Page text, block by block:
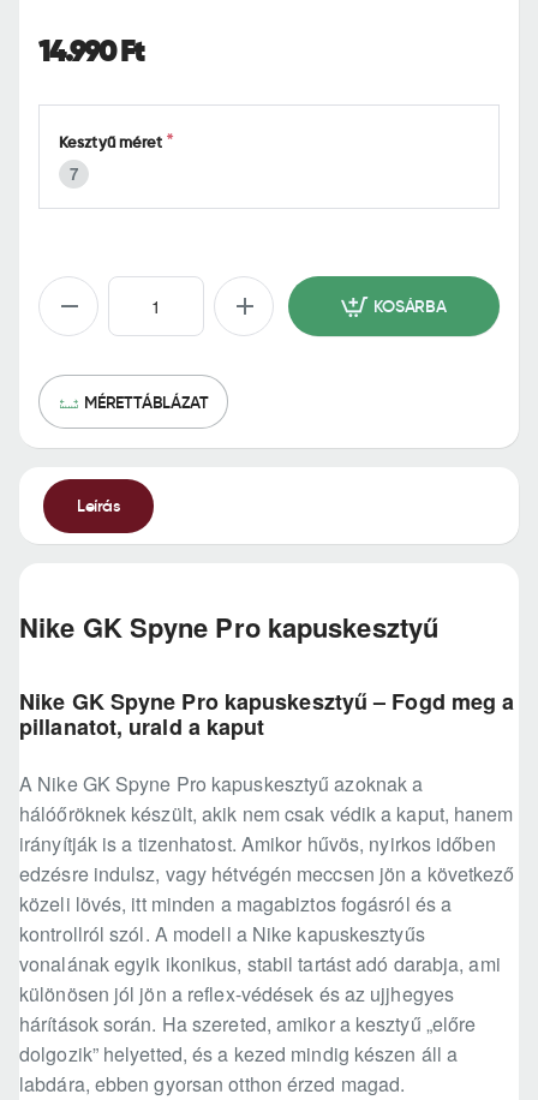
e
14.990 Ft
Kesztyű méret
7
KOSÁRBA
MÉRETTÁBLÁZAT
Leírás
Nike GK Spyne Pro kapuskesztyű
Nike GK Spyne Pro kapuskesztyű – Fogd meg a
pillanatot, urald a kaput
A Nike GK Spyne Pro kapuskesztyű azoknak a
hálóőröknek készült, akik nem csak védik a kaput, hanem
irányítják is a tizenhatost. Amikor hűvös, nyirkos időben
edzésre indulsz, vagy hétvégén meccsen jön a következő
közeli lövés, itt minden a magabiztos fogásról és a
kontrollról szól. A modell a Nike kapuskesztyűs
vonalának egyik ikonikus, stabil tartást adó darabja, ami
különösen jól jön a reflex-védések és az ujjhegyes
hárítások során. Ha szereted, amikor a kesztyű „előre
dolgozik” helyetted, és a kezed mindig készen áll a
labdára, ebben gyorsan otthon érzed magad.